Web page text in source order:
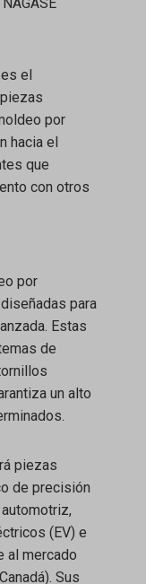
el
por
hacia el
que
con otros
por
para
Estas
de
un alto
piezas
de precisión
(EV) e
al mercado
Sus